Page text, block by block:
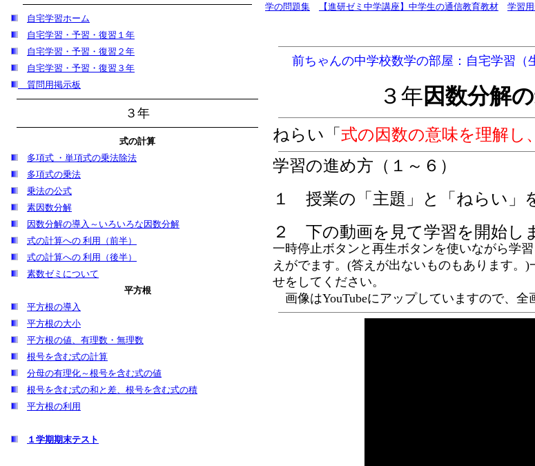
自宅学習ホーム
自宅学習・予習・復習１年
自宅学習・予習・復習２年
自宅学習・予習・復習３年
質問用掲示板
３年
式の計算
多項式 ・単項式の乗法除法
多項式の乗法
乗法の公式
素因数分解
因数分解の導入～いろいろな因数分解
式の計算への 利用（前半）
式の計算への 利用（後半）
素数ゼミについて
平方根
平方根の導入
平方根の大小
平方根の値、有理数・無理数
根号を含む式の計算
分母の有理化～根号を含む式の値
根号を含む式の和と差、根号を含む式の積
平方根の利用
１学期期末テスト
学の問題集
【進研ゼミ中学講座】中学生の通信教育教材 学習
前ちゃんの中学校数学の部屋：自宅学習（
３年因数分解
ねらい「 式の因数の意味を理解し
学習の進め方（１～６）
１ 授業の「主題」と「ねらい」
２ 下の動画を見て学習を開始し
一時停止ボタンと再生ボタンを使いながら学
えがでます。(答えが出ないものもあります。
せをしてください。
画像はYouTubeにアップしていますので、全